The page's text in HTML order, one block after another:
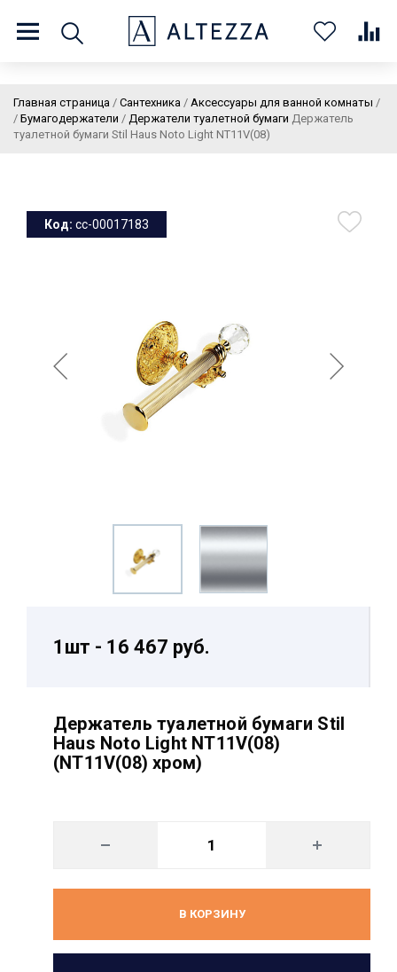
8 (800) 201 60 03 9:00 - 21:00 ПН-ВС
Главная страница / Сантехника / Аксессуары для ванной комнаты
/ Бумагодержатели / Держатели туалетной бумаги
/
Держатель
туалетной бумаги Stil Haus Noto Light NT11V(08)
Код: cc-00017183
1шт - 16 467 руб.
Держатель туалетной бумаги Stil
Haus Noto Light NT11V(08)
(NT11V(08) хром)
В КОРЗИНУ